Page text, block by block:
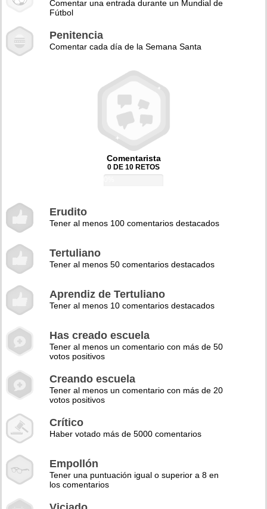
Comentar una entrada durante un Mundial de
Fútbol
Penitencia
Comentar cada día de la Semana Santa
Comentarista
0 DE 10 RETOS
Erudito
Tener al menos 100 comentarios destacados
Tertuliano
Tener al menos 50 comentarios destacados
Aprendiz de Tertuliano
Tener al menos 10 comentarios destacados
Has creado escuela
Tener al menos un comentario con más de 50
votos positivos
Creando escuela
Tener al menos un comentario con más de 20
votos positivos
Crítico
Haber votado más de 5000 comentarios
Empollón
Tener una puntuación igual o superior a 8 en
los comentarios